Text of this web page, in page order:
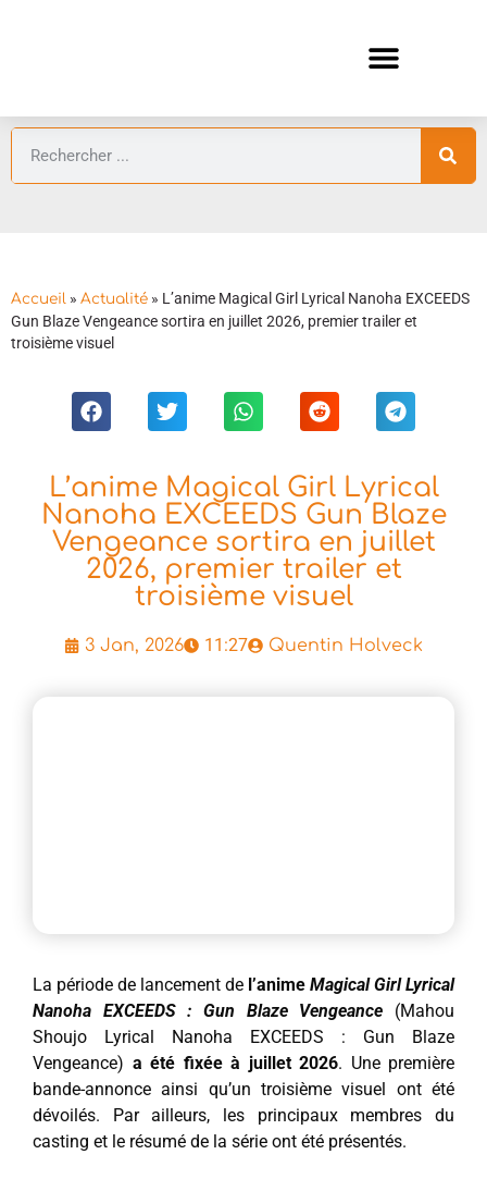
Accueil » Actualité » L’anime Magical Girl Lyrical Nanoha EXCEEDS
Gun Blaze Vengeance sortira en juillet 2026, premier trailer et
troisième visuel
L’anime Magical Girl Lyrical
Nanoha EXCEEDS Gun Blaze
Vengeance sortira en juillet
2026, premier trailer et
troisième visuel
3 Jan, 2026 11:27 Quentin Holveck
La période de lancement de l’anime Magical Girl Lyrical
Nanoha EXCEEDS : Gun Blaze Vengeance (Mahou
Shoujo Lyrical Nanoha EXCEEDS : Gun Blaze
Vengeance) a été fixée à juillet 2026. Une première
bande-annonce ainsi qu’un troisième visuel ont été
dévoilés. Par ailleurs, les principaux membres du
casting et le résumé de la série ont été présentés.